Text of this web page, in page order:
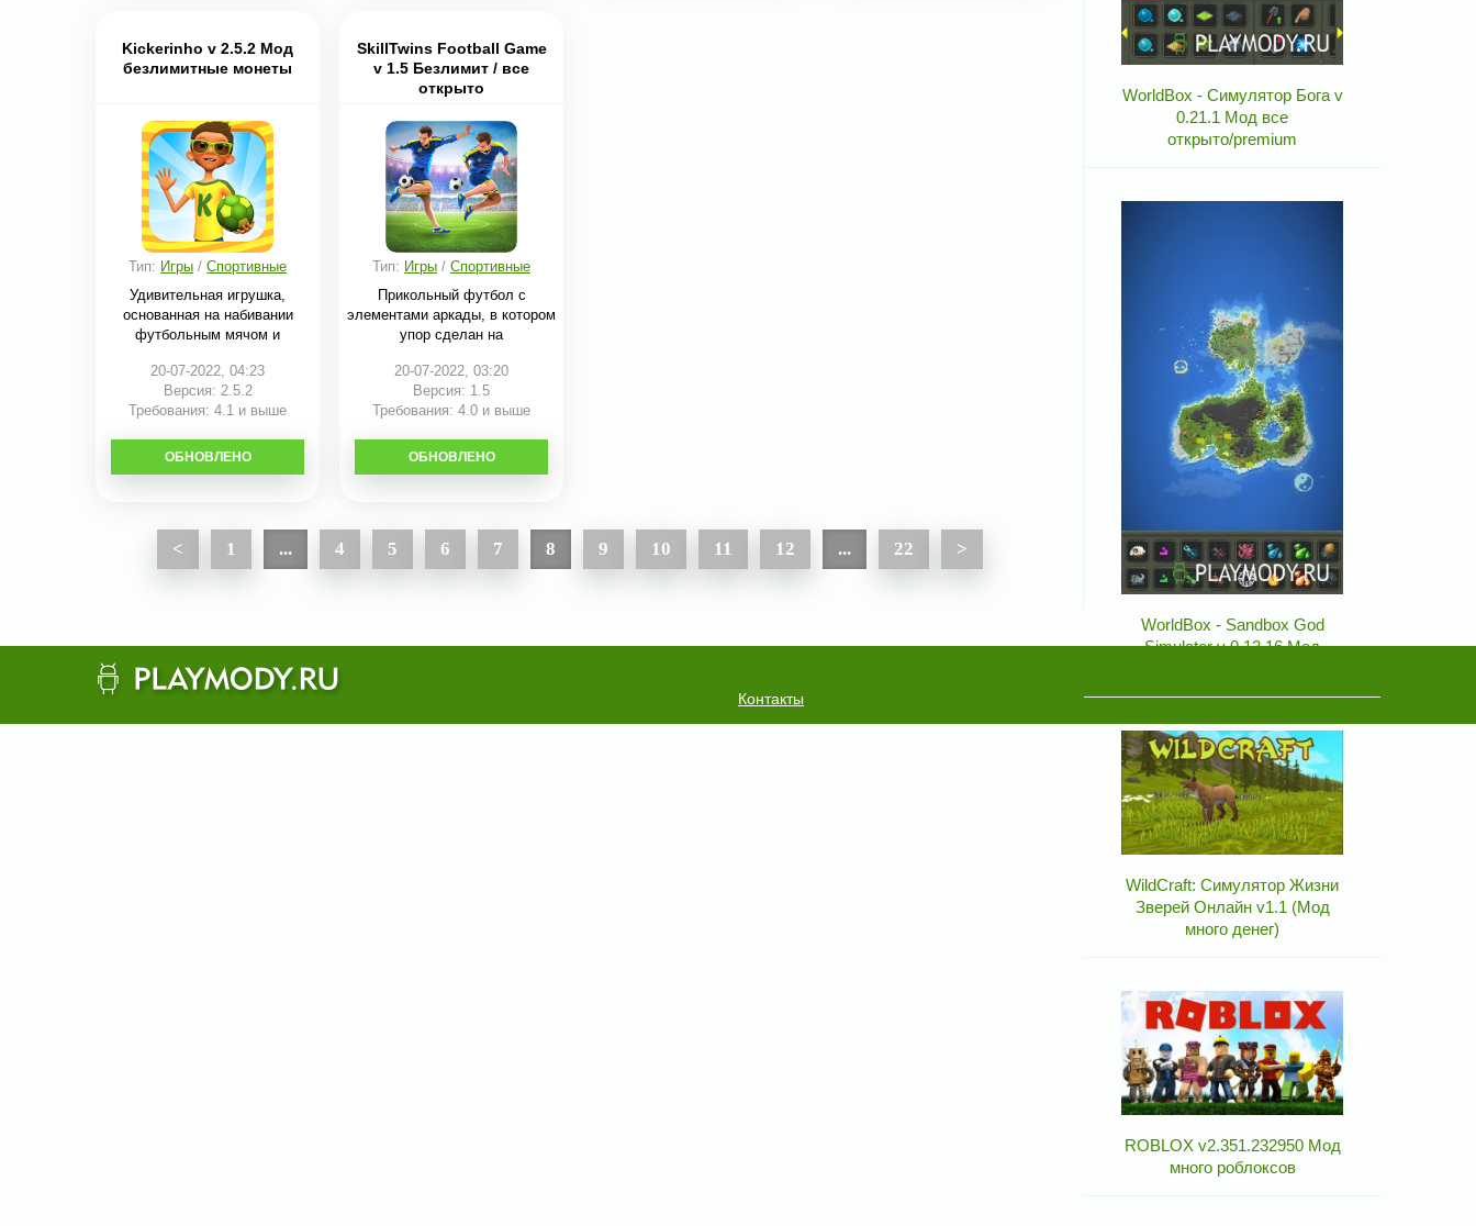
Kickerinho v 2.5.2 Мод
безлимитные монеты
Тип: Игры /Спортивные
Удивительная игрушка,
основанная на набивании
футбольным мячом и
20-07-2022, 04:23
Версия: 2.5.2
Требования: 4.1 и выше
СКАЧАТЬ
ОБНОВЛЕНО
SkillTwins Football Game
v 1.5 Безлимит / все
открыто
Тип: Игры /Спортивные
Прикольный футбол с
элементами аркады, в котором
упор сделан на
20-07-2022, 03:20
Версия: 1.5
Требования: 4.0 и выше
СКАЧАТЬ
ОБНОВЛЕНО
< 1 ... 4 5 6 7 8 9 10 11 12 ... 22 >
WorldBox - Симулятор Бога v
0.21.1 Мод все
открыто/premium
WorldBox - Sandbox God
Simulator v 0.13.16 Мод
WildCraft: Симулятор Жизни
Зверей Онлайн v1.1 (Мод
много денег)
ROBLOX v2.351.232950 Мод
много роблоксов
Контакты